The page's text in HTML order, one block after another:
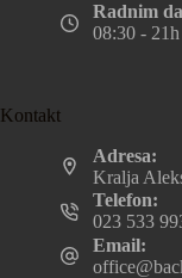
Radnim
08:30 - 21h
Kontakt
Adresa:
Kralja
Telefon:
023 533
Email: